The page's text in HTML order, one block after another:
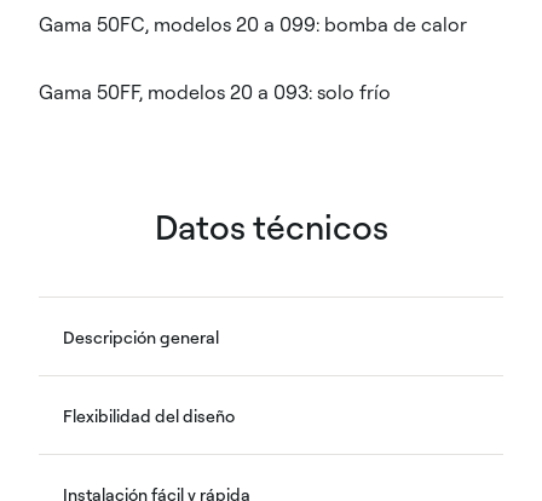
Gama 50FC, modelos 20 a 099: bomba de calor
Gama 50FF, modelos 20 a 093: solo frío
Datos técnicos
Descripción general
Flexibilidad del diseño
Instalación fácil y rápida